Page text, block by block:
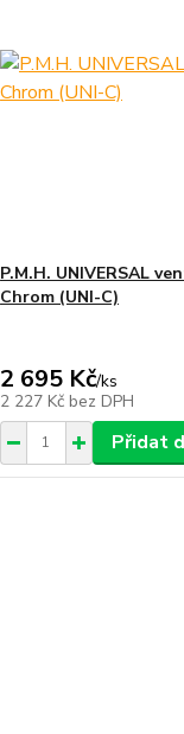
P.M.H. UNIVERSAL
Chrom (UNI-C)
2 695 Kč/ks
2 227 Kč bez DPH
Přidat